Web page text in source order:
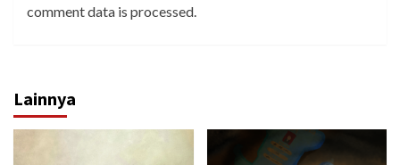
comment data is processed.
Lainnya